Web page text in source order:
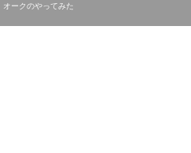
オークのやってみた